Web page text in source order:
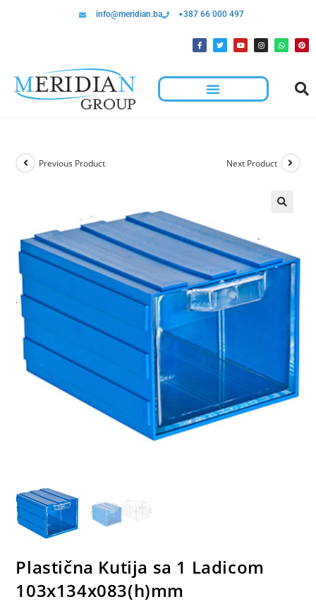
info@meridian.ba +387 66 000 497
Previous Product Next Product
Plastična Kutija sa 1 Ladicom
103x134x083(h)mm